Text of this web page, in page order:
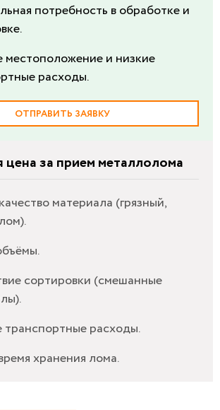
потребность в обработке и
местоположение и низкие
расходы.
ОТПРАВИТЬ ЗАЯВКУ
цена за прием металлолома
материала (грязный,
сортировки (смешанные
транспортные расходы.
хранения лома.